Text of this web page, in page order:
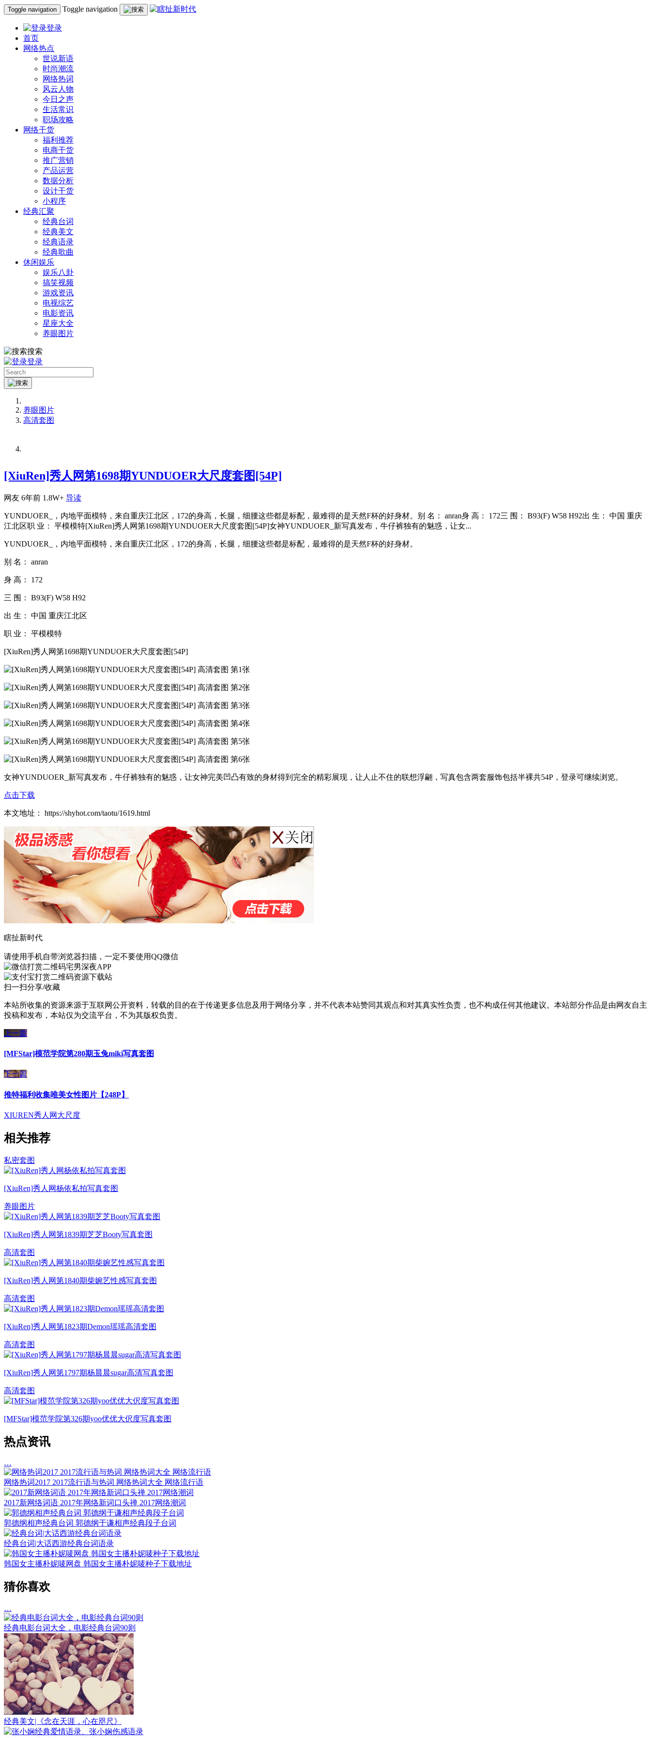
Toggle navigation Toggle navigation
登录
首页
网络热点
世说新语
时尚潮流
网络热词
风云人物
今日之声
生活常识
职场攻略
网络干货
福利推荐
电商干货
推广营销
产品运营
数据分析
设计干货
小程序
经典汇聚
经典台词
经典美文
经典语录
经典歌曲
休闲娱乐
娱乐八卦
搞笑视频
游戏资讯
电视综艺
电影资讯
星座大全
养眼图片
搜索
登录
养眼图片
高清套图
[XiuRen]秀人网第1698期YUNDUOER大尺度套图[54P]
网友 6年前 1.8W+ 导读
YUNDUOER_，内地平面模特，来自重庆江北区，172的身高，长腿，细腰这些都是标配，最难得的是天然F杯的好身材。别 名： anran身 高： 172三 围： B93(F) W58 H92出 生： 中国 重庆
江北区职 业： 平模模特[XiuRen]秀人网第1698期YUNDUOER大尺度套图[54P]女神YUNDUOER_新写真发布，牛仔裤独有的魅惑，让女...
YUNDUOER_，内地平面模特，来自重庆江北区，172的身高，长腿，细腰这些都是标配，最难得的是天然F杯的好身材。
别 名： anran
身 高： 172
三 围： B93(F) W58 H92
出 生： 中国 重庆江北区
职 业： 平模模特
[XiuRen]秀人网第1698期YUNDUOER大尺度套图[54P]
女神YUNDUOER_新写真发布，牛仔裤独有的魅惑，让女神完美凹凸有致的身材得到完全的精彩展现，让人止不住的联想浮翩，写真包含两套服饰包括半裸共54P，登录可继续浏览。
点击下载
本文地址： https://shyhot.com/taotu/1619.html
瞎扯新时代
请使用手机自带浏览器扫描，一定不要使用QQ微信
宅男深夜APP
资源下载站
扫一扫分享/收藏
本站所收集的资源来源于互联网公开资料，转载的目的在于传递更多信息及用于网络分享，并不代表本站赞同其观点和对其真实性负责，也不构成任何其他建议。本站部分作品是由网友自主
投稿和发布，本站仅为交流平台，不为其版权负责。
上一篇
[MFStar]模范学院第280期玉兔miki写真套图
下一篇
推特福利收集唯美女性图片【248P】
XIUREN秀人网 大尺度
相关推荐
私密套图
[XiuRen]秀人网杨依私拍写真套图
养眼图片
[XiuRen]秀人网第1839期芝芝Booty写真套图
高清套图
[XiuRen]秀人网第1840期柴婉艺性感写真套图
高清套图
[XiuRen]秀人网第1823期Demon瑶瑶高清套图
高清套图
[XiuRen]秀人网第1797期杨晨晨sugar高清写真套图
高清套图
[MFStar]模范学院第326期yoo优优大伬度写真套图
热点资讯
…
网络热词2017 2017流行语与热词 网络热词大全 网络流行语
2017新网络词语 2017年网络新词口头禅 2017网络潮词
郭德纲相声经典台词 郭德纲于谦相声经典段子台词
经典台词|大话西游经典台词语录
韩国女主播朴妮唛网盘 韩国女主播朴妮唛种子下载地址
猜你喜欢
…
经典电影台词大全，电影经典台词90则
经典美文|《念在天涯，心在咫尺》